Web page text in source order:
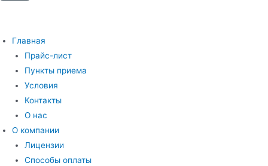
Главная
Прайс-лист
Пункты приема
Условия
Контакты
О нас
О компании
Лицензии
Способы оплаты